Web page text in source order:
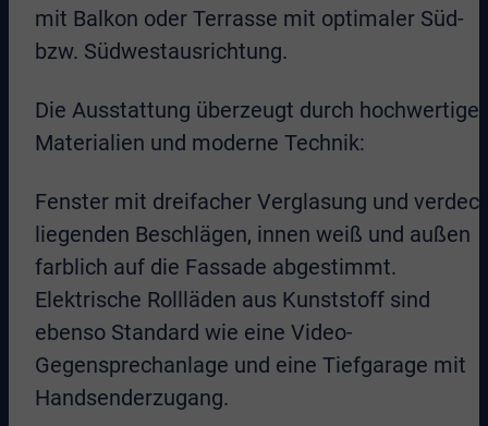
mit Balkon oder Terrasse mit optimaler Süd-
bzw. Südwestausrichtung.
Die Ausstattung überzeugt durch hochwertige
Materialien und moderne Technik:
Fenster mit dreifacher Verglasung und
liegenden Beschlägen, innen weiß und außen
farblich auf die Fassade abgestimmt.
Elektrische Rollläden aus Kunststoff sind
ebenso Standard wie eine Video-
Gegensprechanlage und eine Tiefgarage mit
Handsenderzugang.